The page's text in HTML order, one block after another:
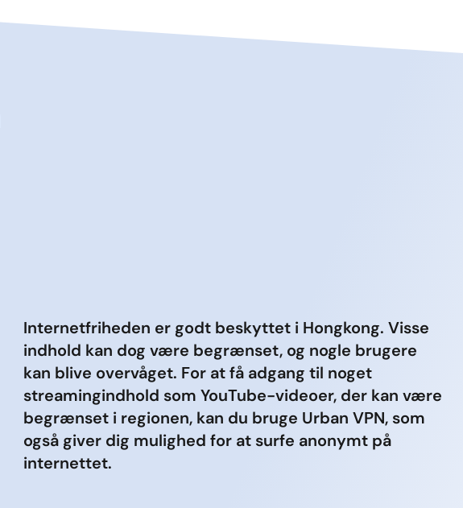
Internetfriheden er godt beskyttet i Hongkong. Visse
indhold kan dog være begrænset, og nogle brugere
kan blive overvåget. For at få adgang til noget
streamingindhold som YouTube-videoer, der kan være
begrænset i regionen, kan du bruge Urban VPN, som
også giver dig mulighed for at surfe anonymt på
internettet.